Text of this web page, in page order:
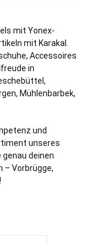
mit Yonex-
mit Karakal.
Accessoires
in
,
, Mühlenbarbek,
und
unseres
deinen
– Vorbrügge,